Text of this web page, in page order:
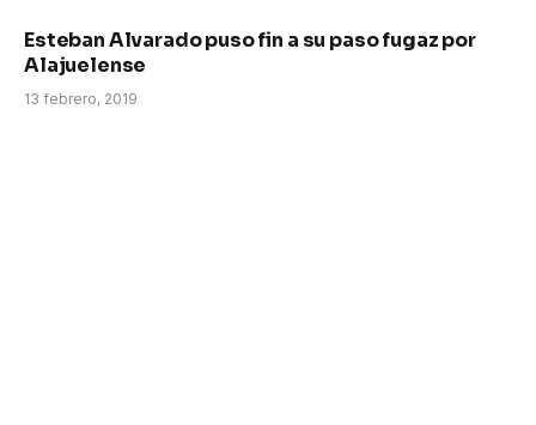
Esteban Alvarado puso fin a su paso fugaz por
Alajuelense
13 febrero, 2019